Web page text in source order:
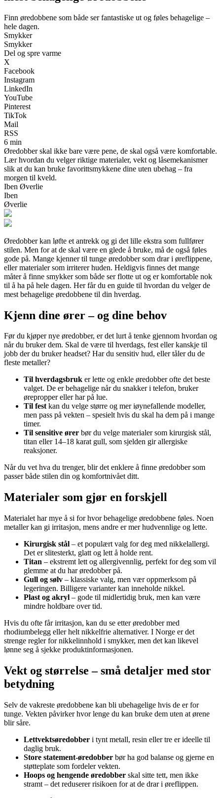
Finn øredobbene som både ser fantastiske ut og føles behagelige –
hele dagen.
Smykker
Smykker
Del og spre varme
X
Facebook
Instagram
LinkedIn
YouTube
Pinterest
TikTok
Mail
RSS
6 min
Øredobber skal ikke bare være pene, de skal også være komfortable.
Lær hvordan du velger riktige materialer, vekt og låsemekanismer
slik at du kan bruke favorittsmykkene dine uten ubehag – fra
morgen til kveld.
Iben Øverlie
Iben
Øverlie
Øredobber kan løfte et antrekk og gi det lille ekstra som fullfører
stilen. Men for at de skal være en glede å bruke, må de også føles
gode på. Mange kjenner til tunge øredobber som drar i øreflippene,
eller materialer som irriterer huden. Heldigvis finnes det mange
måter å finne smykker som både ser flotte ut og er komfortable nok
til å ha på hele dagen. Her får du en guide til hvordan du velger de
mest behagelige øredobbene til din hverdag.
Kjenn dine ører – og dine behov
Før du kjøper nye øredobber, er det lurt å tenke gjennom hvordan og
når du bruker dem. Skal de være til hverdags, fest eller kanskje til
jobb der du bruker headset? Har du sensitiv hud, eller tåler du de
fleste metaller?
Til hverdagsbruk er lette og enkle øredobber ofte det beste
valget. De er behagelige når du snakker i telefon, bruker
ørepropper eller har på lue.
Til festkan du velge større og mer iøynefallende modeller,
men pass på vekten – spesielt hvis du skal ha dem på i mange
timer.
Til sensitive ører bør du velge materialer som kirurgisk stål,
titan eller 14–18 karat gull, som sjelden gir allergiske
reaksjoner.
Når du vet hva du trenger, blir det enklere å finne øredobber som
passer både stilen din og komfortnivået ditt.
Materialer som gjør en forskjell
Materialet har mye å si for hvor behagelige øredobbene føles. Noen
metaller kan gi irritasjon, mens andre er mer hudvennlige og lette.
Kirurgisk stål – et populært valg for deg med nikkelallergi.
Det er slitesterkt, glatt og lett å holde rent.
Titan – ekstremt lett og allergivennlig, perfekt for deg som vil
glemme at du har øredobber på.
Gull og sølv – klassiske valg, men vær oppmerksom på
legeringen. Billigere varianter kan inneholde nikkel.
Plast og akryl – gode til midlertidig bruk, men kan være
mindre holdbare over tid.
Hvis du ofte får irritasjon, kan du se etter øredobber med
rhodiumbelegg eller helt nikkelfrie alternativer. I Norge er det
strenge regler for nikkelinnhold i smykker, men det kan likevel
lønne seg å sjekke produktinformasjonen.
Vekt og størrelse – små detaljer med stor
betydning
Selv de vakreste øredobbene kan bli ubehagelige hvis de er for
tunge. Vekten påvirker hvor lenge du kan bruke dem uten at ørene
blir såre.
Lettvektsøredobber i tynt metall, resin eller tre er ideelle til
daglig bruk.
Store statement-øredobber bør ha god balanse og gjerne en
støtteplate som fordeler vekten.
Hoops og hengende øredobber skal sitte tett, men ikke
stramt – det reduserer risikoen for at de drar i øreflippen.